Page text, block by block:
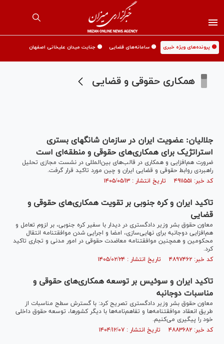
🟡 پرونده‌های ویژه خبری 🟡 سامانه‌های قضایی 🟡 جنایت میدان علیخانی اصفهان
همکاری حقوقی و قضایی
جلالیان: عضویت ایران در سازمان شانگهای بستری
استراتژیک برای همکاری‌های حقوقی و منطقه‌ای است
ضرورت هم‌افزایی و همکاری در قالب‌های بین‌المللی در نشست مجازی تحلیل
راهبردی روابط حقوقی و قضایی ایران و چین مورد تاکید قرار گرفت.
کد خبر: ۴۹۱۱۵۵۱ تاریخ انتشار : ۱۴۰۵/۰۵/۱۳
تاکید ایران و کره جنوبی بر تقویت همکاری‌های حقوقی و
قضایی
معاون حقوق بشر وزیر دادگستری در دیدار با سفیر کره جنوبی، بر لزوم تعامل و
هم‌افزایی دوجانبه برای نهایی‌سازی، امضا و اجرایی شدن موافقتنامه انتقال
محکومین و همچنین موافقت­نامه معاضدت حقوقی در امور مدنی و تجاری تاکید
کرد.
کد خبر: ۴۸۹۷۴۶۲ تاریخ انتشار : ۱۴۰۵/۰۲/۲۴
تاکید ایران و سوئیس بر توسعه همکاری‌های حقوقی و
مناسبات دوجانبه
معاون حقوق بشر وزیر دادگستری تصریح کرد: با گسترش سطح مناسبات از
طریق انعقاد موافقت­نامه‌ها و تفاهم‌نامه‌ها با دیگر کشورها، توسعه حقوق داخلی
خود را پیگیری می‌کنیم.
کد خبر: ۴۸۸۳۶۸۲ تاریخ انتشار : ۱۴۰۴/۱۲/۰۷